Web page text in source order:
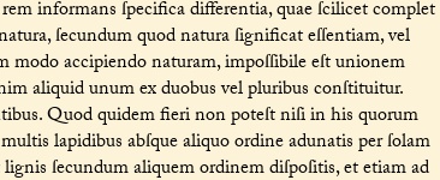
informans ſpecifica differentia, quae ſcilicet complet
ſecundum quod natura ſignificat eſſentiam, vel
modo accipiendo naturam, impoſſibile eſt unionem
aliquid unum ex duobus vel pluribus conſtituitur.
Quod quidem fieri non poteſt niſi in his quorum
lapidibus abſque aliquo ordine adunatis per ſolam
ſecundum aliquem ordinem diſpoſitis, et etiam ad